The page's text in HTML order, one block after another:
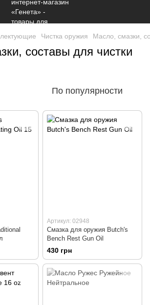
Чистка оружия Масло, смазки,
составы для чистки
По популярности
Артикул: 02948
Смазка для оружия Butch's
Bench Rest Gun Oil
430 грн